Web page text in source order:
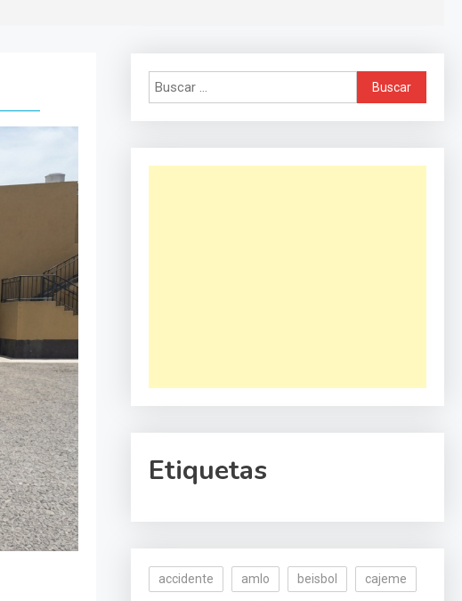
Buscar:
Etiquetas
accidente amlo beisbol cajeme